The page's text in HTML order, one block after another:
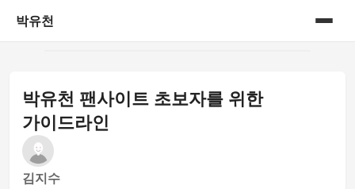
박유천
게시판
박유천 팬사이트 초보자를 위한
가이드라인
김지수